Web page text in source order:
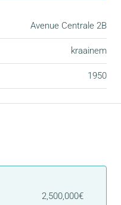
Avenue Centrale 2B
kraainem
1950
2,500,000€